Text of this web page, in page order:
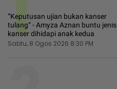
“Keputusan ujian bukan kanser
tulang“ - Amyza Aznan buntu jenis
kanser dihidapi anak kedua
Sabtu, 8 Ogos 2026 8:30 PM